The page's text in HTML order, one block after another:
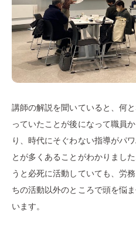
講師の解説を聞いていると、何
っていたことが後になって職員
り、時代にそぐわない指導がパ
とが多くあることがわかりまし
うと必死に活動していても、労
ちの活動以外のところで頭を悩
います。